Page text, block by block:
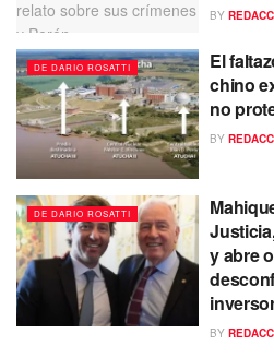
BY
DE DARIO ROSATTI
El
chino
no
BY
DE DARIO ROSATTI
y abre
BY